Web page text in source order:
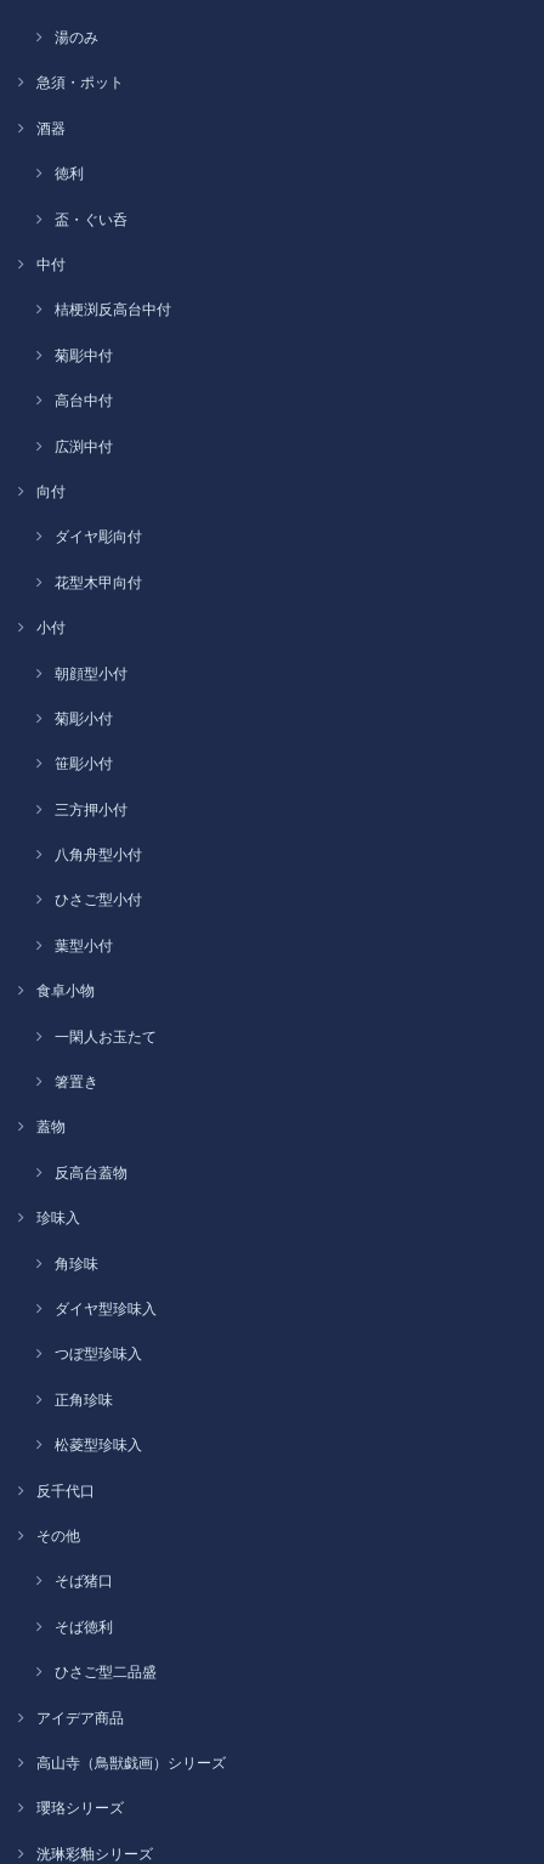
湯のみ
急須・ポット
酒器
徳利
盃・ぐい呑
中付
桔梗渕反高台中付
菊彫中付
高台中付
広渕中付
向付
ダイヤ彫向付
花型木甲向付
小付
朝顔型小付
菊彫小付
笹彫小付
三方押小付
八角舟型小付
ひさご型小付
葉型小付
食卓小物
一閑人お玉たて
箸置き
蓋物
反高台蓋物
珍味入
角珍味
ダイヤ型珍味入
つぼ型珍味入
正角珍味
松菱型珍味入
反千代口
その他
そば猪口
そば徳利
ひさご型二品盛
アイデア商品
高山寺（鳥獣戯画）シリーズ
瓔珞シリーズ
洸琳彩釉シリーズ